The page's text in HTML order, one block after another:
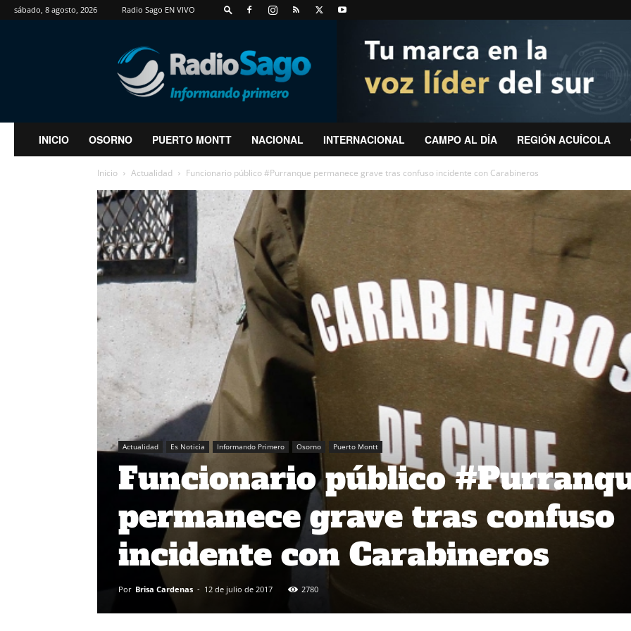
sábado, 8 agosto, 2026 Radio Sago EN VIVO
RadioSago
INICIO OSORNO PUERTO MONTT NACIONAL INTERNACIONAL CAMPO AL DÍA REGIÓN ACUÍCOLA
Inicio Actualidad Funcionario público #Purranque permanece grave tras confuso incidente con Carabineros
Actualidad Es Noticia Informando Primero Osorno Puerto Montt
Funcionario público
permanece grave tras confuso
incidente con Carabineros
Por Brisa Cardenas - 12 de julio de 2017 2780